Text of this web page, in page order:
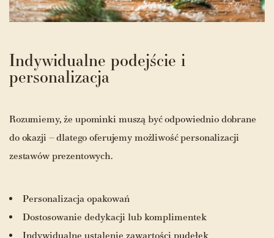
Indywidualne podejście i
personalizacja
Rozumiemy, że upominki muszą być odpowiednio dobrane
do okazji – dlatego oferujemy możliwość personalizacji
zestawów prezentowych.
Personalizacja opakowań
Dostosowanie dedykacji lub komplimentek
Indywidualne ustalenie zawartości pudełek